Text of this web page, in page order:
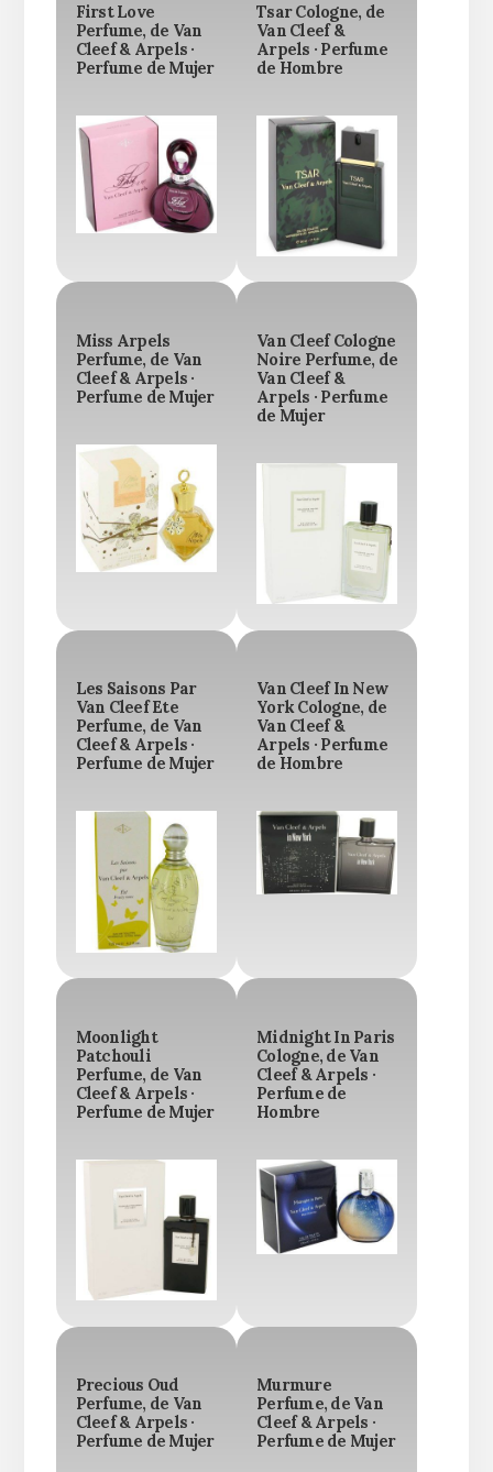
First Love
Perfume, de Van
Cleef & Arpels ·
Perfume de Mujer
Tsar Cologne, de
Van Cleef &
Arpels · Perfume
de Hombre
Miss Arpels
Perfume, de Van
Cleef & Arpels ·
Perfume de Mujer
Van Cleef Cologne
Noire Perfume, de
Van Cleef &
Arpels · Perfume
de Mujer
Les Saisons Par
Van Cleef Ete
Perfume, de Van
Cleef & Arpels ·
Perfume de Mujer
Van Cleef In New
York Cologne, de
Van Cleef &
Arpels · Perfume
de Hombre
Moonlight
Patchouli
Perfume, de Van
Cleef & Arpels ·
Perfume de Mujer
Midnight In Paris
Cologne, de Van
Cleef & Arpels ·
Perfume de
Hombre
Precious Oud
Perfume, de Van
Cleef & Arpels ·
Perfume de Mujer
Murmure
Perfume, de Van
Cleef & Arpels ·
Perfume de Mujer